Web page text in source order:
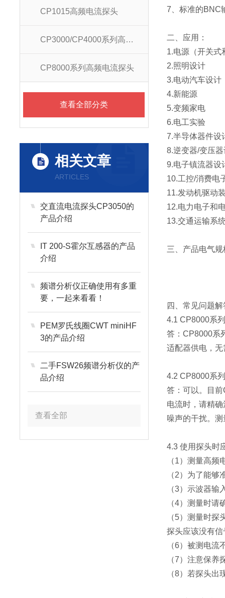
CP1015高频电流探头
CP3000/CP4000系列高频电流探头
CP8000系列高频电流探头
查看全部分类
相关文章
ARTICLES
交直流电流探头CP3050的
产品介绍
IT 200-S霍尔互感器的产品
介绍
频谱分析仪正确使用有多重
要，一起来看看！
PEM罗氏线圈CWT miniHF
3的产品介绍
二手FSW26频谱分析仪的产
品介绍
查看全部
7、标准的BNC
二、应用：
1.电源（开关式
2.照明设计
3.电动汽车设计
4.新能源
5.变频家电
6.电工实验
7.半导体器件设
8.逆变器/变压
9.电子镇流器设
10.工控/消费电
11.发动机驱动
12.电力电子和
13.交通运输系
三、产品电气规
四、常见问题解
4.1 CP8000系
答：CP8000系
适配器供电，
4.2 CP8000系
答：可以。目
电流时，请精
噪声的干扰。
4.3 使用探头时
（1）测量高
（2）为了能
（3）示波器
（4）测量时请
（5）测量时
探头应该没有
（6）被测电流
（7）注意保
（8）若探头